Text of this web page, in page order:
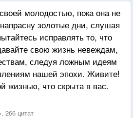
молодостью, пока она не
золотые дни, слушая
исправлять то, что
свою жизнь невеждам,
следуя ложным идеям
нашей эпохи. Живите!
жизнью, что скрыта в вас.
вечно ищите все новых
266 цитат